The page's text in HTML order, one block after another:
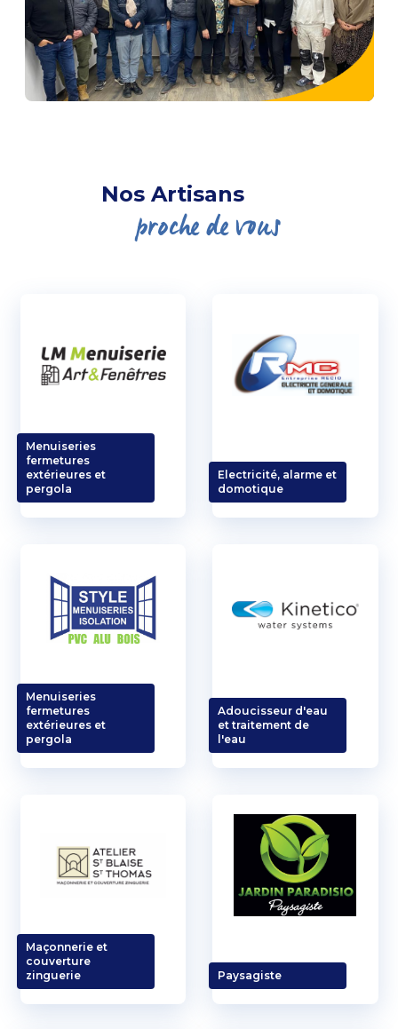
Nos Artisans
proche de vous
Menuiseries
fermetures
extérieures et
pergola
Electricité, alarme et
domotique
Menuiseries
fermetures
extérieures et
pergola
Adoucisseur d'eau
et traitement de
l'eau
Maçonnerie et
couverture
zinguerie
Paysagiste